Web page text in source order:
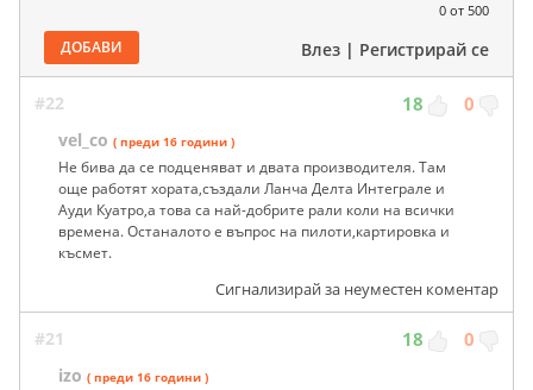
0 от 500
ДОБАВИ Влез | Регистрирай се
#22 18 0
vel_co ( преди 16 години )
Не бива да се подценяват и двата производителя. Там
още работят хората,създали Ланча Делта Интеграле и
Ауди Куатро,а това са най-добрите рали коли на всички
времена. Останалото е въпрос на пилоти,картировка и
късмет.
Сигнализирай за неуместен коментар
#21 18 0
izo ( преди 16 години )